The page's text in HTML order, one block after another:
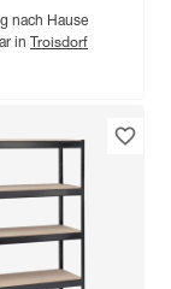
nach Hause
in Troisdorf